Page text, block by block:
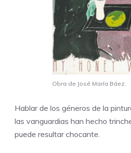
Obra de José María Báez.
Hablar de los géneros de la
las vanguardias han hecho
puede resultar chocante.